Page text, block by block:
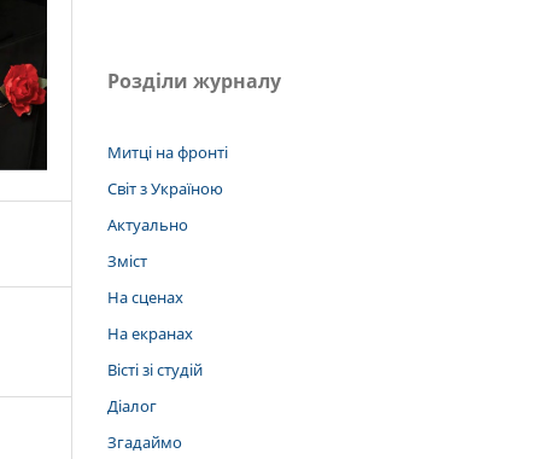
Розділи журналу
Митці на фронті
Світ з Україною
Актуально
Зміст
На сценах
На екранах
Вісті зі студій
Діалог
Згадаймо